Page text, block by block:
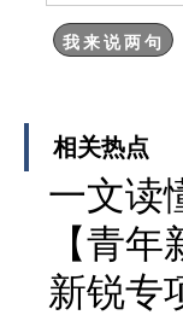
相关热点
一文读
【青
新锐专